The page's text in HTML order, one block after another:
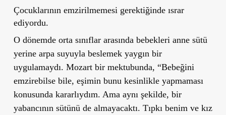
Çocuklarının emzirilmemesi gerektiğinde ısrar
ediyordu.
O dönemde orta sınıflar arasında bebekleri anne sütü
yerine arpa suyuyla beslemek yaygın bir
uygulamaydı. Mozart bir mektubunda, “Bebeğini
emzirebilse bile, eşimin bunu kesinlikle yapmaması
konusunda kararlıydım. Ama aynı şekilde, bir
yabancının sütünü de almayacaktı. Tıpkı benim ve kız